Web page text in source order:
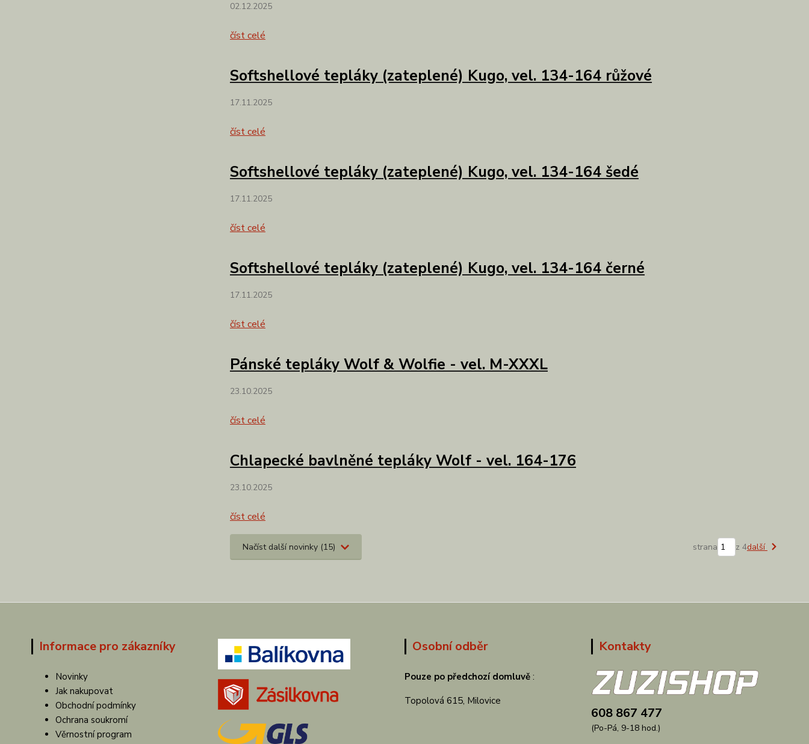
02.12.2025
číst celé
Softshellové tepláky (zateplené) Kugo, vel. 134-164 růžové
17.11.2025
číst celé
Softshellové tepláky (zateplené) Kugo, vel. 134-164 šedé
17.11.2025
číst celé
Softshellové tepláky (zateplené) Kugo, vel. 134-164 černé
17.11.2025
číst celé
Pánské tepláky Wolf & Wolfie - vel. M-XXXL
23.10.2025
číst celé
Chlapecké bavlněné tepláky Wolf - vel. 164-176
23.10.2025
číst celé
Načíst další novinky (15) strana z 4další
Informace pro zákazníky
Novinky
Jak nakupovat
Obchodní podmínky
Ochrana soukromí
Věrnostní program
Osobní odběr
Pouze po předchozí domluvě :
Topolová 615, Milovice
Kontakty
608 867 477
(Po-Pá, 9-18 hod.)